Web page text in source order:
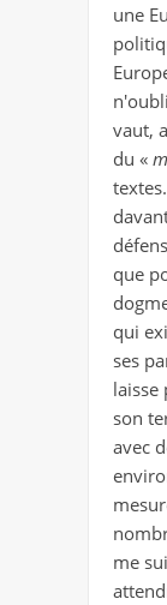
une
vaut,
du «
que
qui
ses
laisse
son
avec
me